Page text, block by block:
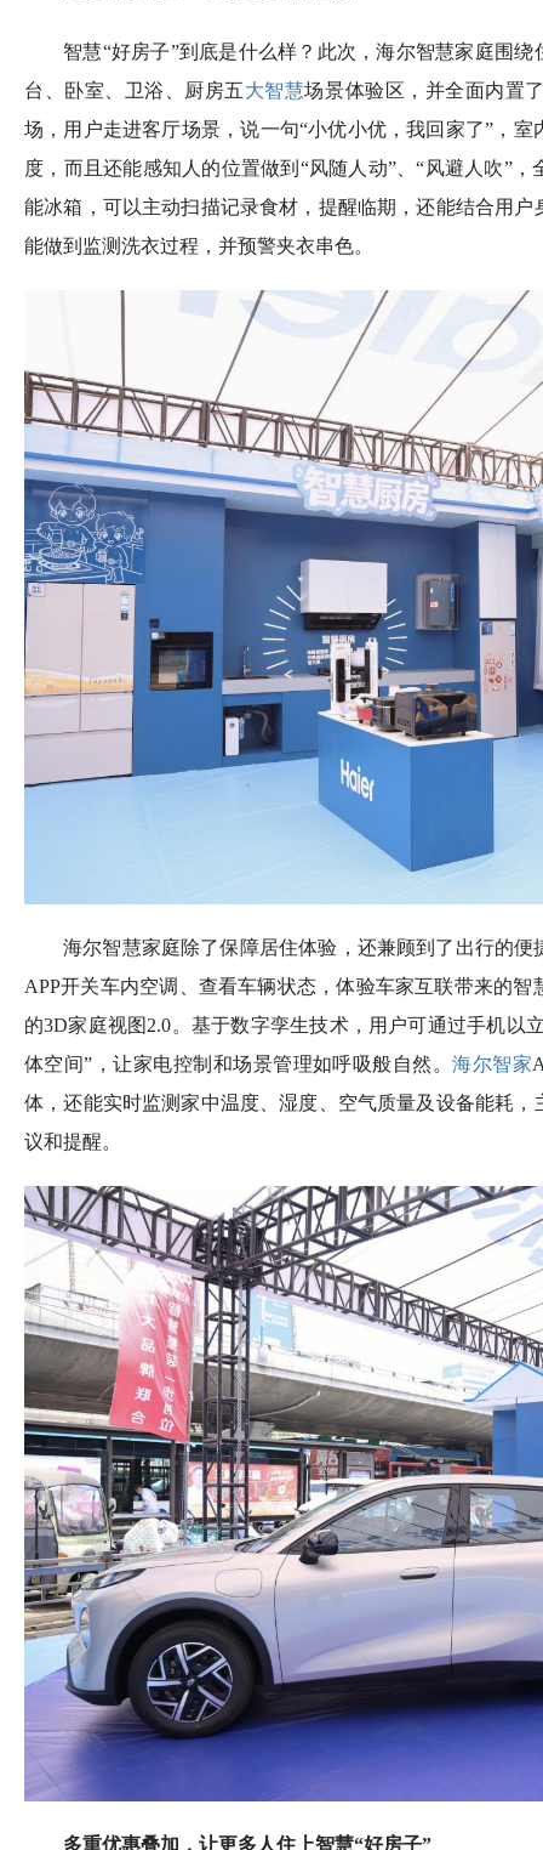
智慧“好房子”到底是什么样？此次，海尔智慧家庭围
台、卧室、卫浴、厨房五大智慧场景体验区，并全面内置
场，用户走进客厅场景，说一句“小优小优，我回家了”，
度，而且还能感知人的位置做到“风随人动”、“风避人吹”
能冰箱，可以主动扫描记录食材，提醒临期，还能结合用
能做到监测洗衣过程，并预警夹衣串色。
海尔智慧家庭除了保障居住体验，还兼顾到了出行的
APP开关车内空调、查看车辆状态，体验车家互联带来的
的3D家庭视图2.0。基于数字孪生技术，用户可通过手机以
体空间”，让家电控制和场景管理如呼吸般自然。海尔智家
体，还能实时监测家中温度、湿度、空气质量及设备能耗
议和提醒。
多重优惠叠加，让更多人住上智慧“好房子”